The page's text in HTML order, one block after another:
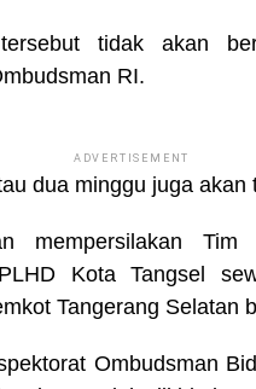
tidak akan
RI.
ADVERTISEMENT
dua minggu juga akan
mempersilakan Tim
Kota Tangsel
Tangerang Selatan
Ombudsman